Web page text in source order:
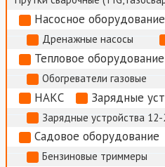
Насосное оборудование
Дренажные насосы
Тепловое оборудование
Обогреватели газовые
НАКС Зарядные
Зарядные устройства 12-
Садовое оборудование
Бензиновые триммеры